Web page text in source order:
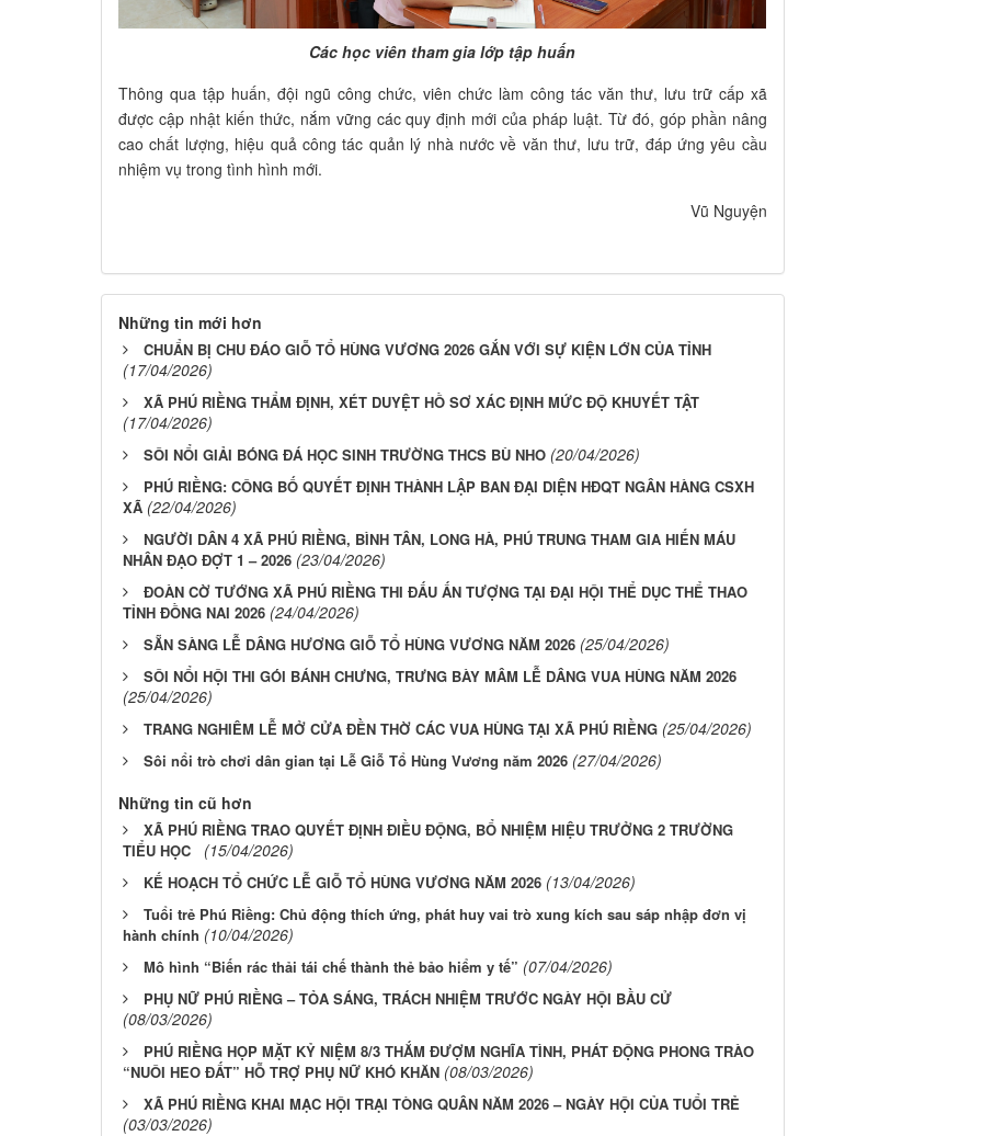
Các học viên tham gia lớp tập huấn
Thông qua tập huấn, đội ngũ công chức, viên chức làm công tác văn thư, lưu trữ cấp xã
được cập nhật kiến thức, nắm vững các quy định mới của pháp luật. Từ đó, góp phần nâng
cao chất lượng, hiệu quả công tác quản lý nhà nước về văn thư, lưu trữ, đáp ứng yêu cầu
nhiệm vụ trong tình hình mới.
Vũ Nguyện
Những tin mới hơn
CHUẨN BỊ CHU ĐÁO GIỖ TỔ HÙNG VƯƠNG 2026 GẮN VỚI SỰ KIỆN LỚN CỦA TỈNH
(17/04/2026)
XÃ PHÚ RIỀNG THẨM ĐỊNH, XÉT DUYỆT HỒ SƠ XÁC ĐỊNH MỨC ĐỘ KHUYẾT TẬT
(17/04/2026)
SÔI NỔI GIẢI BÓNG ĐÁ HỌC SINH TRƯỜNG THCS BÙ NHO (20/04/2026)
PHÚ RIỀNG: CÔNG BỐ QUYẾT ĐỊNH THÀNH LẬP BAN ĐẠI DIỆN HĐQT NGÂN HÀNG CSXH
XÃ (22/04/2026)
NGƯỜI DÂN 4 XÃ PHÚ RIỀNG, BÌNH TÂN, LONG HÀ, PHÚ TRUNG THAM GIA HIẾN MÁU
NHÂN ĐẠO ĐỢT 1 – 2026 (23/04/2026)
ĐOÀN CỜ TƯỚNG XÃ PHÚ RIỀNG THI ĐẤU ẤN TƯỢNG TẠI ĐẠI HỘI THỂ DỤC THỂ THAO
TỈNH ĐỒNG NAI 2026 (24/04/2026)
SẴN SÀNG LỄ DÂNG HƯƠNG GIỖ TỔ HÙNG VƯƠNG NĂM 2026 (25/04/2026)
SÔI NỔI HỘI THI GÓI BÁNH CHƯNG, TRƯNG BÀY MÂM LỄ DÂNG VUA HÙNG NĂM 2026
(25/04/2026)
TRANG NGHIÊM LỄ MỞ CỬA ĐỀN THỜ CÁC VUA HÙNG TẠI XÃ PHÚ RIỀNG (25/04/2026)
Sôi nổi trò chơi dân gian tại Lễ Giỗ Tổ Hùng Vương năm 2026 (27/04/2026)
Những tin cũ hơn
XÃ PHÚ RIỀNG TRAO QUYẾT ĐỊNH ĐIỀU ĐỘNG, BỔ NHIỆM HIỆU TRƯỞNG 2 TRƯỜNG
TIỂU HỌC
(15/04/2026)
KẾ HOẠCH TỔ CHỨC LỄ GIỖ TỔ HÙNG VƯƠNG NĂM 2026 (13/04/2026)
Tuổi trẻ Phú Riềng: Chủ động thích ứng, phát huy vai trò xung kích sau sáp nhập đơn vị
hành chính (10/04/2026)
Mô hình “Biến rác thải tái chế thành thẻ bảo hiểm y tế” (07/04/2026)
PHỤ NỮ PHÚ RIỀNG – TỎA SÁNG, TRÁCH NHIỆM TRƯỚC NGÀY HỘI BẦU CỬ
(08/03/2026)
PHÚ RIỀNG HỌP MẶT KỶ NIỆM 8/3 THẮM ĐƯỢM NGHĨA TÌNH, PHÁT ĐỘNG PHONG TRÀO
“NUÔI HEO ĐẤT” HỖ TRỢ PHỤ NỮ KHÓ KHĂN (08/03/2026)
XÃ PHÚ RIỀNG KHAI MẠC HỘI TRẠI TÒNG QUÂN NĂM 2026 – NGÀY HỘI CỦA TUỔI TRẺ
(03/03/2026)